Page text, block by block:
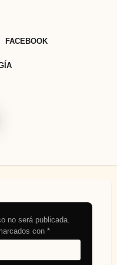
FACEBOOK
no será publicada.
con *